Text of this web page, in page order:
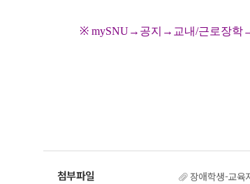
※ mySNU→공지→교내/근로장학
장애학생-교